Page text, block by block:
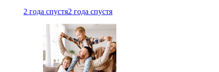
2 года спустя2 года спустя